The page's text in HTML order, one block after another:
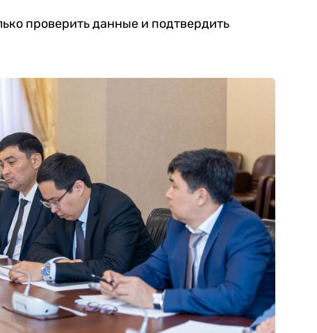
проверить данные и подтвердить